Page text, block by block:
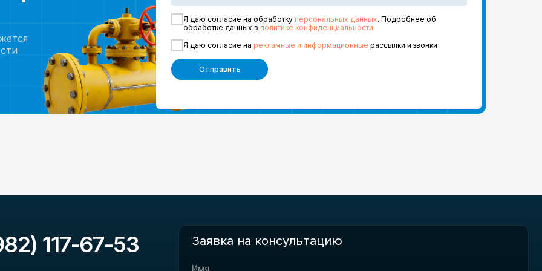
Я даю согласие на обработку персональных данных. Подробнее об
обработке данных в политике конфиденциальности
Я даю согласие на рекламные и информационные рассылки и звонки
Отправить
частных домов, коммерческих и промышленных объектов в
техническую документацию, осуществляем строительно-
Газификация под ключ — от консультации до запуска газа.
Я даю согласие на обработку
обработке данных в
Заявка на консультацию
Политика
конфидециальности